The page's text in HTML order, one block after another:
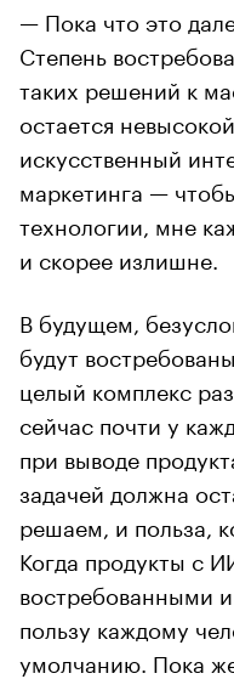
— Пока что это
Степень
таких решений к
остается
искусственный
маркетинга —
технологии, мне
и скорее излишне.
В будущем,
будут
целый комплекс
сейчас почти у
при выводе
задачей должна
решаем, и польза,
Когда продукты с
востребованными
пользу каждому
умолчанию. Пока